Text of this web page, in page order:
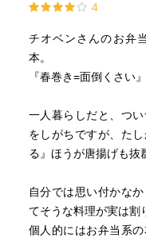
4
チオベンさんのお弁
本。
『春巻き=面倒くさい
一人暮らしだと、つ
をしがちですが、た
る』ほうが唐揚げも抜
自分では思い付かな
てそうな料理が実は割
個人的にはお弁当系